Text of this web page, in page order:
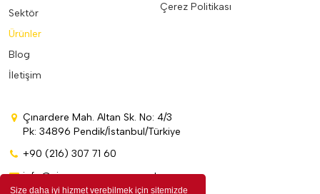
Size daha iyi hizmet verebilmek için sitemizde
Sektör
Ürünler
Blog
İletişim
Çerez Politikası
Çınardere Mah. Altan Sk. No: 4/3
Pk: 34896 Pendik/İstanbul/Türkiye
+90 (216) 307 71 60
info@cinarpromosyon.com.tr